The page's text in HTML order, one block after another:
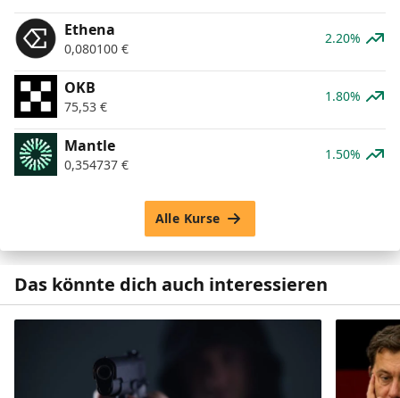
Ethena
0,080100 €
2.20%
OKB
75,53 €
1.80%
Mantle
0,354737 €
1.50%
Alle Kurse
Das könnte dich auch interessieren